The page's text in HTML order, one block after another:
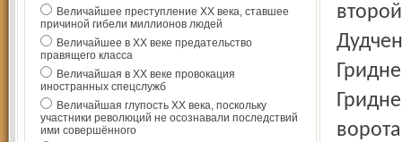
Величайшее преступление ХХ века, ставшее
причиной гибели миллионов людей
Величайшее в ХХ веке предательство
правящего класса
Величайшая в ХХ веке провокация
иностранных спецслужб
Величайшая глупость ХХ века, поскольку
участники революций не осознавали последствий
ими совершённого